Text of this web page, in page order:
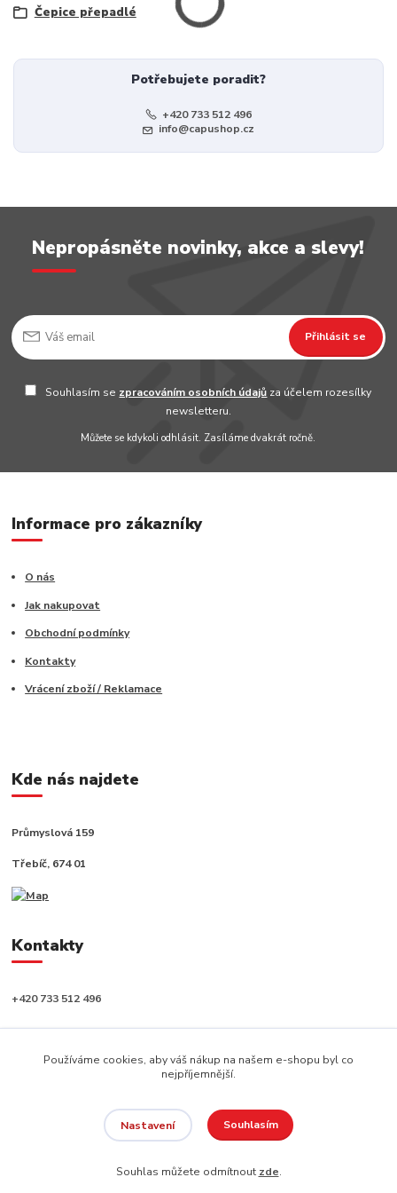
Čepice přepadlé
Potřebujete poradit?
+420 733 512 496
info@capushop.cz
Nepropásněte novinky, akce a slevy!
Přihlásit se
Souhlasím se zpracováním osobních údajů za účelem rozesílky
newsletteru.
Můžete se kdykoli odhlásit. Zasíláme dvakrát ročně.
Informace pro zákazníky
O nás
Jak nakupovat
Obchodní podmínky
Kontakty
Vrácení zboží / Reklamace
Kde nás najdete
Průmyslová 159
Třebíč, 674 01
Kontakty
+420 733 512 496
info@capushop.cz
Vytvořeno na
Eshop-rychle.cz
Používáme cookies, aby váš nákup na našem e-shopu byl co
nejpříjemnější.
Nastavení Souhlasím
Souhlas můžete odmítnout zde.